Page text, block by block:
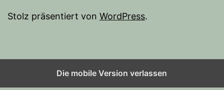
Stolz präsentiert von WordPress.
Die mobile Version verlassen